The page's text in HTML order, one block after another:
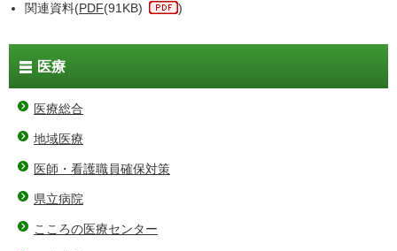
関連資料(PDF(91KB) )
医療
医療総合
地域医療
医師・看護職員確保対策
県立病院
こころの医療センター